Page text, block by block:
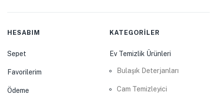
HESABIM
Sepet
Favorilerim
Ödeme
KATEGORİLER
Ev Temizlik Ürünleri
Bulaşık Deterjanları
Cam Temizleyici